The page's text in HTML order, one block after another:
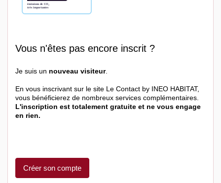
Vous n'êtes pas encore inscrit ?
Je suis un nouveau visiteur.
En vous inscrivant sur le site Le Contact by INEO HABITAT,
vous bénéficierez de nombreux services complémentaires.
L'inscription est totalement gratuite et ne vous engage
en rien.
Créer son compte